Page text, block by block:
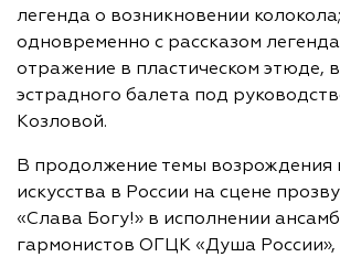
легенда о возникновении колокола;
одновременно с рассказом
отражение в пластическом этюде,
эстрадного балета под
Козловой.
В продолжение темы возрождения
искусства в России на сцене
«Слава Богу!» в исполнении
гармонистов ОГЦК «Душа России»,